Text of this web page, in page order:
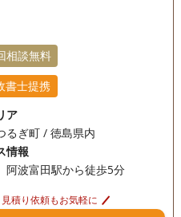
ご相談く
相談無料
書士提携
ア
るぎ町 / 徳島県内
情報
波富田駅から徒歩5分
積り依頼もお気軽に